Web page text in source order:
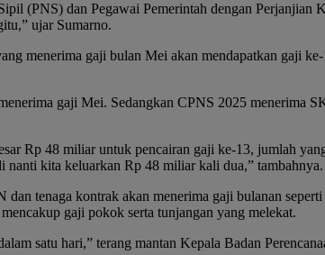
(PNS) dan Pegawai Pemerintah dengan Perjanjian
ujar Sumarno.
menerima gaji bulan Mei akan mendapatkan gaji
gaji Mei. Sedangkan CPNS 2025
Rp 48 miliar untuk pencairan gaji ke-13, jumlah
kita keluarkan Rp 48 miliar kali dua,” tambahnya.
dan tenaga kontrak akan menerima gaji bulanan
gaji pokok serta tunjangan yang melekat.
satu hari,” terang mantan Kepala Badan